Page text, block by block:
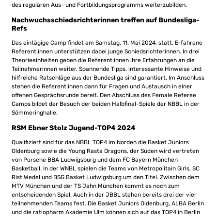
des regulären Aus- und Fortbildungsprogramms weiterzubilden.
Nachwuchsschiedsrichterinnen treffen auf Bundesliga-
Refs
Das eintägige Camp findet am Samstag, 11. Mai 2024, statt. Erfahrene
Referent:innen unterstützen dabei junge Schiedsrichterinnen. In drei
Theorieeinheiten geben die Referent:innen ihre Erfahrungen an die
Teilnehmerinnen weiter. Spannende Tipps, interessante Hinweise und
hilfreiche Ratschläge aus der Bundesliga sind garantiert. Im Anschluss
stehen die Referent:innen dann für Fragen und Austausch in einer
offenen Gesprächsrunde bereit. Den Abschluss des Female Referee
Camps bildet der Besuch der beiden Halbfinal-Spiele der NBBL in der
Sömmeringhalle.
RSM Ebner Stolz Jugend-TOP4 2024
Qualifiziert sind für das NBBL TOP4 im Norden die Basket Juniors
Oldenburg sowie die Young Rasta Dragons, der Süden wird vertreten
von Porsche BBA Ludwigsburg und dem FC Bayern München
Basketball. In der WNBL spielen die Teams von Metropolitain Girls, SC
Rist Wedel und BSG Basket Ludwigsburg um den Titel. Zwischen dem
MTV München und der TS Jahn München kommt es noch zum
entscheidenden Spiel. Auch in der JBBL stehen bereits drei der vier
teilnehmenden Teams fest. Die Basket Juniors Oldenburg, ALBA Berlin
und die ratiopharm Akademie Ulm können sich auf das TOP4 in Berlin